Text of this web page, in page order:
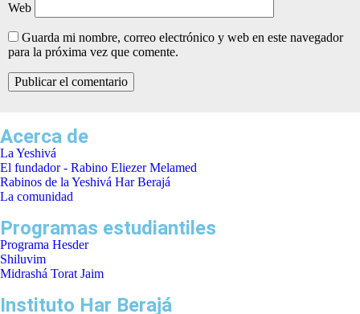
Web
Guarda mi nombre, correo electrónico y web en este navegador
para la próxima vez que comente.
Acerca de
La Yeshivá
El fundador - Rabino Eliezer Melamed
Rabinos de la Yeshivá Har Berajá
La comunidad
Programas estudiantiles
Programa Hesder
Shiluvim
Midrashá Torat Jaim
Instituto Har Berajá